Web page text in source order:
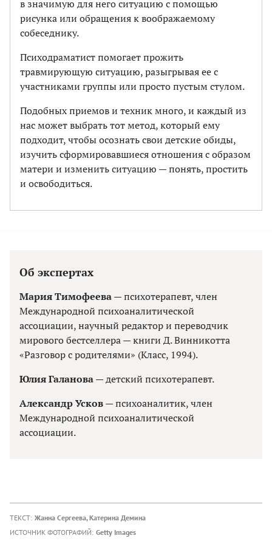
в значимую для него ситуацию с помощью
рисунка или обращения к воображаемому
собеседнику.
Психодраматист помогает прожить
травмирующую ситуацию, разыгрывая ее с
участниками группы или просто пустым стулом.
Подобных приемов и техник много, и каждый из
нас может выбрать тот метод, который ему
подходит, чтобы осознать свои детские обиды,
изучить сформировавшиеся отношения с образом
матери и изменить ситуацию — понять, простить
и освободиться.
Об экспертах
Мария Тимофеева— психотерапевт, член
Международной психоаналитической
ассоциации, научный редактор и переводчик
мирового бестселлера — книги Д. Винникотта
«Разговор с родителями» (Класс, 1994).
Юлия Галанова— детский психотерапевт.
Александр Усков— психоаналитик, член
Международной психоаналитической
ассоциации.
ТЕКСТ: Жанна Сергеева, Катерина Демина
ИСТОЧНИК ФОТОГРАФИЙ: Getty Images